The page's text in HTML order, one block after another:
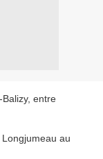
entre
au